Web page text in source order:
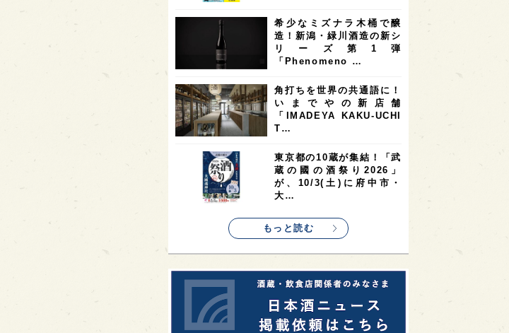
オーストラリア 台湾 2 アジア 2
SAKEの時代を生きる 静岡県 1 長崎県
全蔵めぐり 1 シンガポール 1 カナダ 1
群馬県 1 熊本県 徳島県
イギリス 1 ノルウェー 1 新宿区 1
歌舞伎町 1 1 鳥取県 1
saketimes_image_4
希少なミズナラ木桶で醸
造！新潟・緑川酒造の新シ
リーズ第1弾
「Phenomeno …
角打ちを世界の共通語に！
いまでやの新店舗
「IMADEYA KAKU-UCHI
T…
東京都の10蔵が集結！「武
蔵の國の酒祭り2026」
が、10/3(土)に府中市・
大…
もっと読む